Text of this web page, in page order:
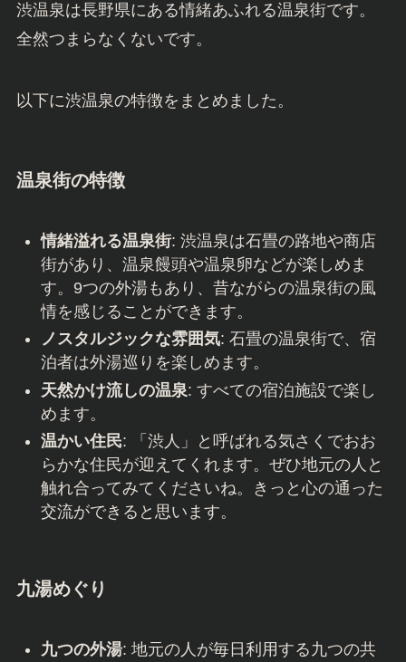
渋温泉は長野県にある情緒あふれる温泉街です。
全然つまらなくないです。
以下に渋温泉の特徴をまとめました。
温泉街の特徴
情緒溢れる温泉街: 渋温泉は石畳の路地や商店
街があり、温泉饅頭や温泉卵などが楽しめま
す。9つの外湯もあり、昔ながらの温泉街の風
情を感じることができます。
ノスタルジックな雰囲気: 石畳の温泉街で、宿
泊者は外湯巡りを楽しめます。
天然かけ流しの温泉: すべての宿泊施設で楽し
めます。
温かい住民: 「渋人」と呼ばれる気さくでおお
らかな住民が迎えてくれます。ぜひ地元の人と
触れ合ってみてくださいね。きっと心の通った
交流ができると思います。
九湯めぐり
九つの外湯: 地元の人が毎日利用する九つの共